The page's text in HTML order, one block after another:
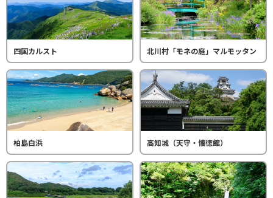
四国カルスト 北川村「モネの庭」マルモッタン
柏島白浜 高知城（天守・懐徳館）